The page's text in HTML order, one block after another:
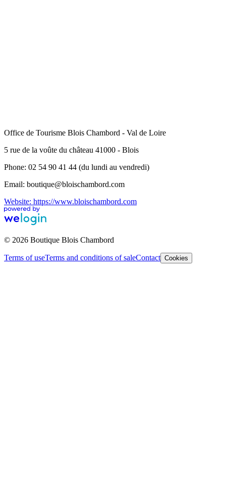
Office de Tourisme Blois Chambord - Val de Loire
5 rue de la voûte du château 41000 - Blois
Phone: 02 54 90 41 44 (du lundi au vendredi)
Email: boutique@bloischambord.com
Website: https://www.bloischambord.com
© 2026 Boutique Blois Chambord
Terms of useTerms and conditions of saleContact Cookies